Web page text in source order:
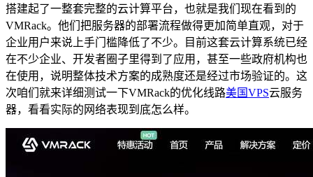
搭建起了一整套完整的云计算平台，也就是我们现在看到的
VMRack。他们把服务器的部署流程做得更加简单直观，对于
企业用户来说上手门槛降低了不少。目前这套云计算系统已经
在不少企业、开发者圈子里得到了应用，甚至一些政府机构也
在使用，说明整体技术方案的成熟度还是经过市场验证的。这
次咱们就来详细测试一下VMRack的优化线路美国VPS云服务
器，看看实际的网络表现到底怎么样。